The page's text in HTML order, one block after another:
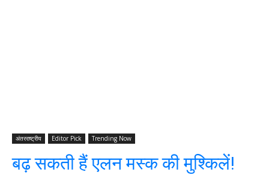
अंतरराष्ट्रीय Editor Pick Trending Now
बढ़ सकती हैं एलन मस्क की मुश्किलें!